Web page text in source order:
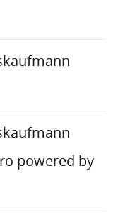
powered by